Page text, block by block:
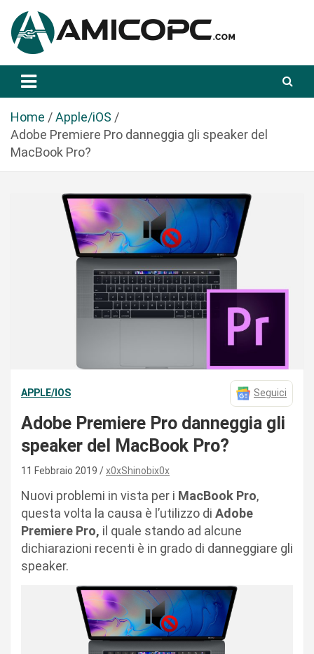
a
Amicopc.com
Home
Apple/iOS
Adobe Premiere Pro danneggia gli speaker del
MacBook Pro?
APPLE/IOS Seguici
Adobe Premiere Pro danneggia gli
speaker del MacBook Pro?
11 Febbraio 2019 x0xShinobix0x
Nuovi problemi in vista per i MacBook Pro,
questa volta la causa è l’utilizzo di Adobe
Premiere Pro, il quale stando ad alcune
dichiarazioni recenti è in grado di danneggiare gli
speaker.